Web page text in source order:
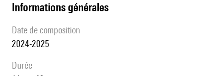
informations générales
date de composition
2024-2025
durée